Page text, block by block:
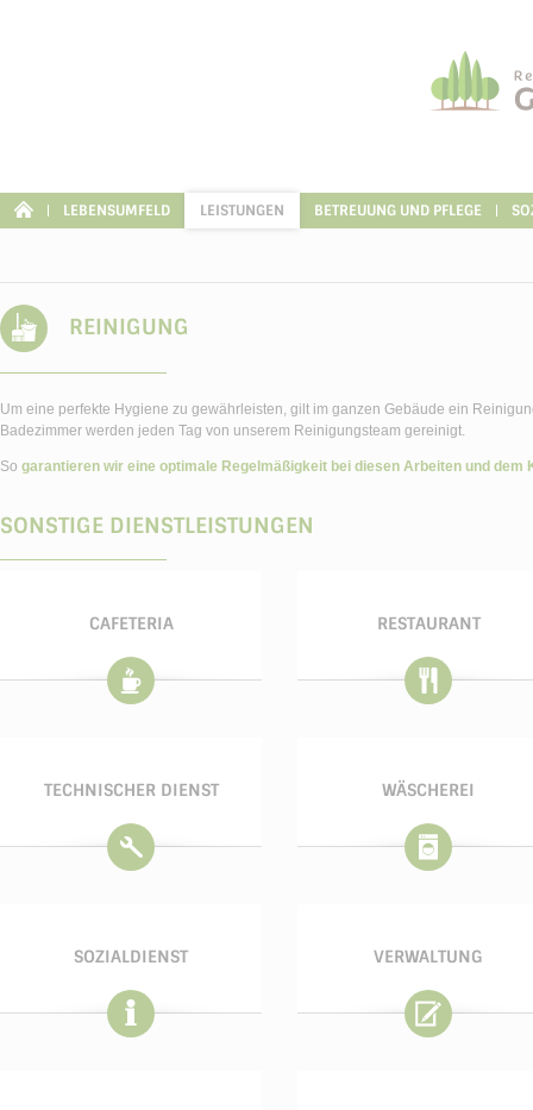
LEBENSUMFELD LEISTUNGEN BETREUUNG UND PFLEGE
REINIGUNG
Um eine perfekte Hygiene zu gewährleisten, gilt im ganzen Gebäude ein
Badezimmer werden jeden Tag von unserem Reinigungsteam gereinigt.
So garantieren wir eine optimale Regelmäßigkeit bei diesen Arbeiten und dem
SONSTIGE DIENSTLEISTUNGEN
CAFETERIA RESTAURANT
TECHNISCHER DIENST WÄSCHEREI
SOZIALDIENST VERWALTUNG